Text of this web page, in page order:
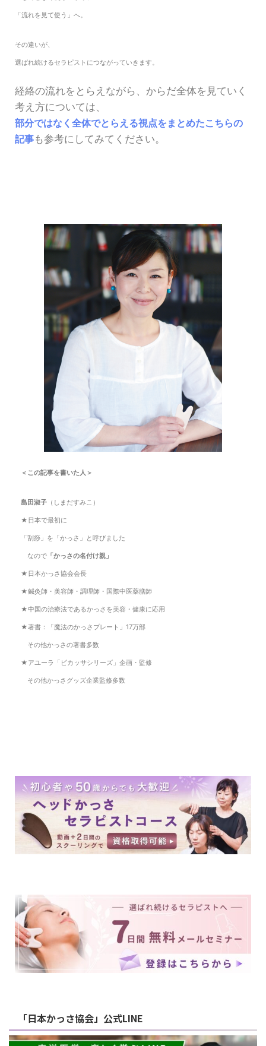
「流れを見て使う」へ。
その違いが、
選ばれ続けるセラピストにつながっていきます。
経絡の流れをとらえながら、からだ全体を見ていく
考え方については、
部分ではなく全体でとらえる視点をまとめたこちらの
記事も参考にしてみてください。
＜この記事を書いた人＞
島田淑子 （しまだすみこ）
★日本で最初に
「刮痧」を「かっさ」と呼びました
なので 「かっさの名付け親」
★日本かっさ協会会長
★鍼灸師・美容師・調理師・国際中医薬膳師
★中国の治療法であるかっさを美容・健康に応用
★著書：「魔法のかっさプレート」17万部
その他かっさの著書多数
★アユーラ「ビカッサシリーズ」企画・監修
その他かっさグッズ企業監修多数
「日本かっさ協会」公式LINE